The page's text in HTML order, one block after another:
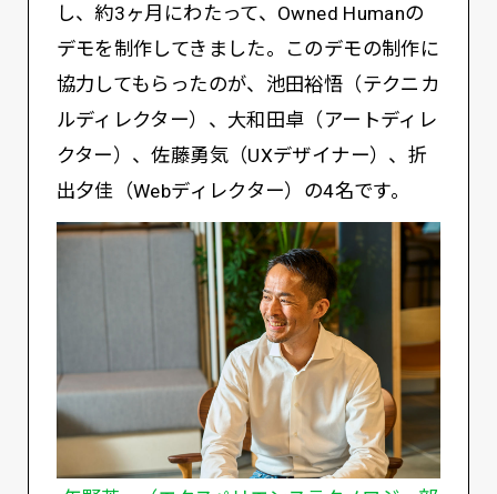
し、約3ヶ月にわたって、Owned Humanの
デモを制作してきました。このデモの制作に
協力してもらったのが、池田裕悟（テクニカ
ルディレクター）、大和田卓（アートディレ
クター）、佐藤勇気（UXデザイナー）、折
出夕佳（Webディレクター）の4名です。